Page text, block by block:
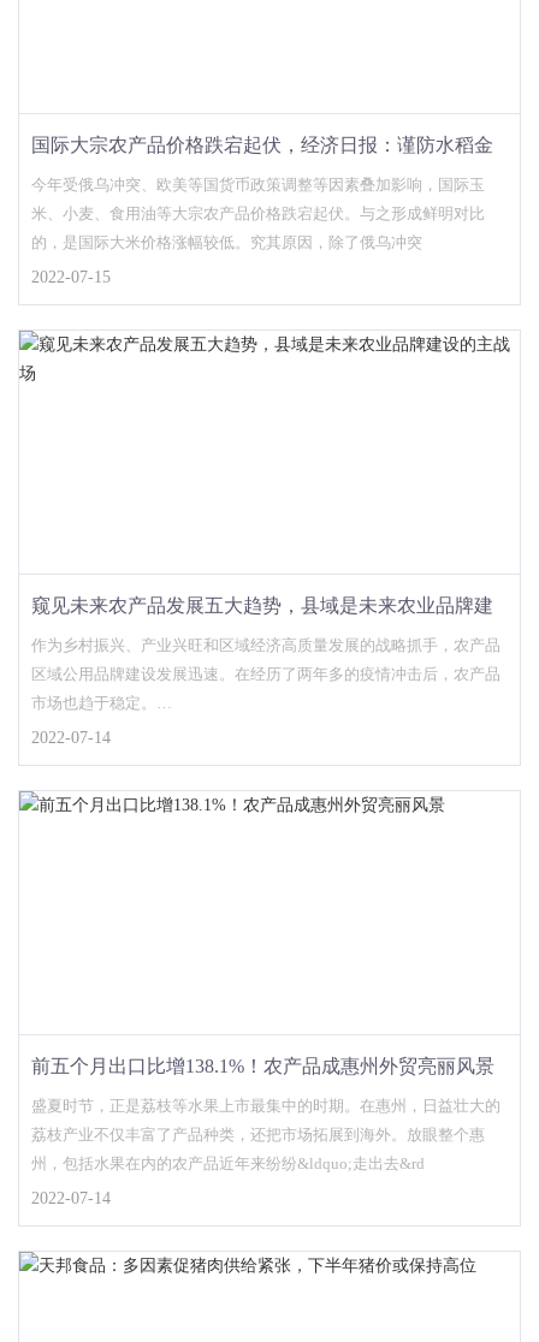
国际大宗农产品价格跌宕起伏，经济日报：谨防水稻金
融化危及粮食安全
今年受俄乌冲突、欧美等国货币政策调整等因素叠加影响，国际玉
米、小麦、食用油等大宗农产品价格跌宕起伏。与之形成鲜明对比
的，是国际大米价格涨幅较低。究其原因，除了俄乌冲突
2022-07-15
窥见未来农产品发展五大趋势，县域是未来农业品牌建
设的主战场
作为乡村振兴、产业兴旺和区域经济高质量发展的战略抓手，农产品
区域公用品牌建设发展迅速。在经历了两年多的疫情冲击后，农产品
市场也趋于稳定。
2022年过半，下半年农业有哪
2022-07-14
前五个月出口比增138.1%！农产品成惠州外贸亮丽风景
盛夏时节，正是荔枝等水果上市最集中的时期。在惠州，日益壮大的
荔枝产业不仅丰富了产品种类，还把市场拓展到海外。放眼整个惠
州，包括水果在内的农产品近年来纷纷&ldquo;走出去&rd
2022-07-14